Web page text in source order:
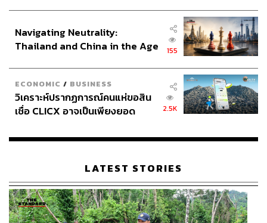
Navigating Neutrality:
Thailand and China in the Age
155
ECONOMIC / BUSINESS
วิเคราะห์ปรากฏการณ์คนแห่ขอสิน
เชื่อ CLICX อาจเป็นเพียงยอด
เรือนไทยที่ถูกซุกไว้
2.5K
LATEST STORIES